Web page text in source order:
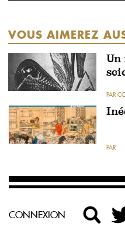
VOUS AIMEREZ
PAR
PAR
CONNEXION